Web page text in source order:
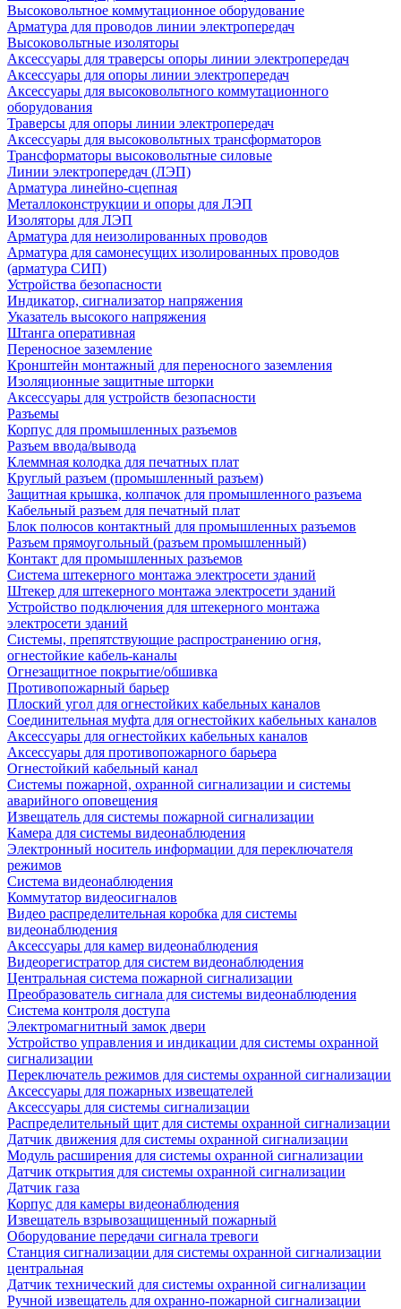
Высоковольтное коммутационное оборудование
Арматура для проводов линии электропередач
Высоковольтные изоляторы
Аксессуары для траверсы опоры линии электропередач
Аксессуары для опоры линии электропередач
Аксессуары для высоковольтного коммутационного
оборудования
Траверсы для опоры линии электропередач
Аксессуары для высоковольтных трансформаторов
Трансформаторы высоковольтные силовые
Линии электропередач (ЛЭП)
Арматура линейно-сцепная
Металлоконструкции и опоры для ЛЭП
Изоляторы для ЛЭП
Арматура для неизолированных проводов
Арматура для самонесущих изолированных проводов
(арматура СИП)
Устройства безопасности
Индикатор, сигнализатор напряжения
Указатель высокого напряжения
Штанга оперативная
Переносное заземление
Кронштейн монтажный для переносного заземления
Изоляционные защитные шторки
Аксессуары для устройств безопасности
Разъемы
Корпус для промышленных разъемов
Разъем ввода/вывода
Клеммная колодка для печатных плат
Круглый разъем (промышленный разъем)
Защитная крышка, колпачок для промышленного разъема
Кабельный разъем для печатный плат
Блок полюсов контактный для промышленных разъемов
Разъем прямоугольный (разъем промышленный)
Контакт для промышленных разъемов
Система штекерного монтажа электросети зданий
Штекер для штекерного монтажа электросети зданий
Устройство подключения для штекерного монтажа
электросети зданий
Системы, препятствующие распространению огня,
огнестойкие кабель-каналы
Огнезащитное покрытие/обшивка
Противопожарный барьер
Плоский угол для огнестойких кабельных каналов
Соединительная муфта для огнестойких кабельных каналов
Аксессуары для огнестойких кабельных каналов
Аксессуары для противопожарного барьера
Огнестойкий кабельный канал
Системы пожарной, охранной сигнализации и системы
аварийного оповещения
Извещатель для системы пожарной сигнализации
Камера для системы видеонаблюдения
Электронный носитель информации для переключателя
режимов
Система видеонаблюдения
Коммутатор видеосигналов
Видео распределительная коробка для системы
видеонаблюдения
Аксессуары для камер видеонаблюдения
Видеорегистратор для систем видеонаблюдения
Центральная система пожарной сигнализации
Преобразователь сигнала для системы видеонаблюдения
Система контроля доступа
Электромагнитный замок двери
Устройство управления и индикации для системы охранной
сигнализации
Переключатель режимов для системы охранной сигнализации
Аксессуары для пожарных извещателей
Аксессуары для системы сигнализации
Распределительный щит для системы охранной сигнализации
Датчик движения для системы охранной сигнализации
Модуль расширения для системы охранной сигнализации
Датчик открытия для системы охранной сигнализации
Датчик газа
Корпус для камеры видеонаблюдения
Извещатель взрывозащищенный пожарный
Оборудование передачи сигнала тревоги
Станция сигнализации для системы охранной сигнализации
центральная
Датчик технический для системы охранной сигнализации
Ручной извещатель для охранно-пожарной сигнализации